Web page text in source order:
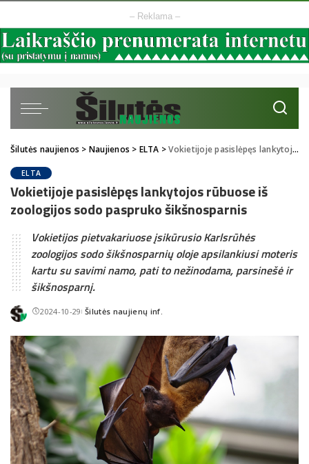
– Reklama –
Šilutės naujienos > Naujienos > ELTA >Vokietijoje pasislėpęs lankytojos rūbuose iš zoologijos sodo paspruko šikšnosparnis
ELTA
Vokietijoje pasislėpęs lankytojos rūbuose iš
zoologijos sodo paspruko šikšnosparnis
Vokietijos pietvakariuose įsikūrusio Karlsrūhės
zoologijos sodo šikšnosparnių oloje apsilankiusi moteris
kartu su savimi namo, pati to nežinodama, parsinešė ir
šikšnosparnį.
2024-10-29Posted
Šilutės naujienų inf.